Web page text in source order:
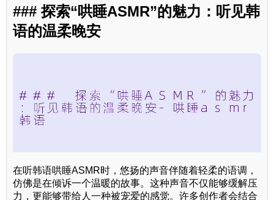
### 探索“哄睡ASMR”的魅力：听见韩
语的温柔晚安
在听韩语哄睡ASMR时，悠扬的声音伴随着轻柔的语调，
仿佛是在倾诉一个温暖的故事。这种声音不仅能够缓解压
力，更能够带给人一种被宠爱的感觉。许多创作者会结合